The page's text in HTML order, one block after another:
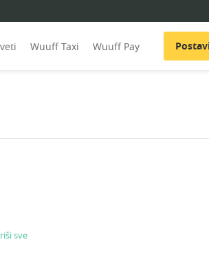
Wuuff Taxi Wuuff Pay
sve